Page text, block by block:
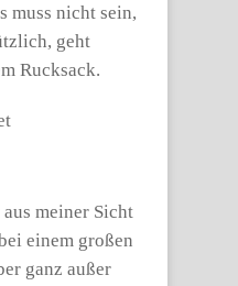
muss nicht sein,
geht
Rucksack.
meiner Sicht
einem großen
ganz außer